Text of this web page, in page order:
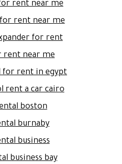
rent near me
rent near me\
for rent
rent near me
for rent in egypt
rent a car cairo
boston
burnaby
business
business bay